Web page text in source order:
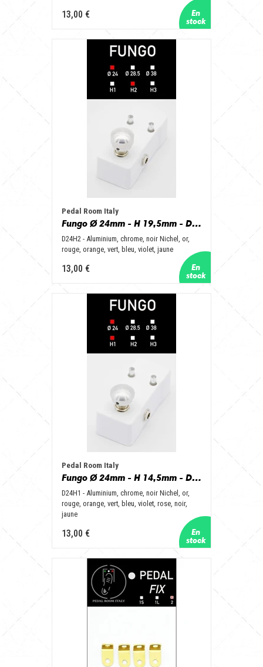
13,00 €
Pedal Room Italy
Fungo Ø 24mm - H 19,5mm - D24H2 - Aluminum, Chrome, Nichel Black, Gold, Red, Orange, Green, Blue, Purple, Yellow
D24H2 - Aluminium, chrome, noir Nichel, or,
rouge, orange, vert, bleu, violet, jaune
13,00 €
Pedal Room Italy
Fungo Ø 24mm - H 14,5mm - D24H1 - Aluminum, Chrome, Nichel Black, Gold, Red, Orange, Green, Blue, Purple, Pink, Black, Yellow
D24H1 - Aluminium, chrome, noir Nichel, or,
rouge, orange, vert, bleu, violet, rose, noir,
jaune
13,00 €